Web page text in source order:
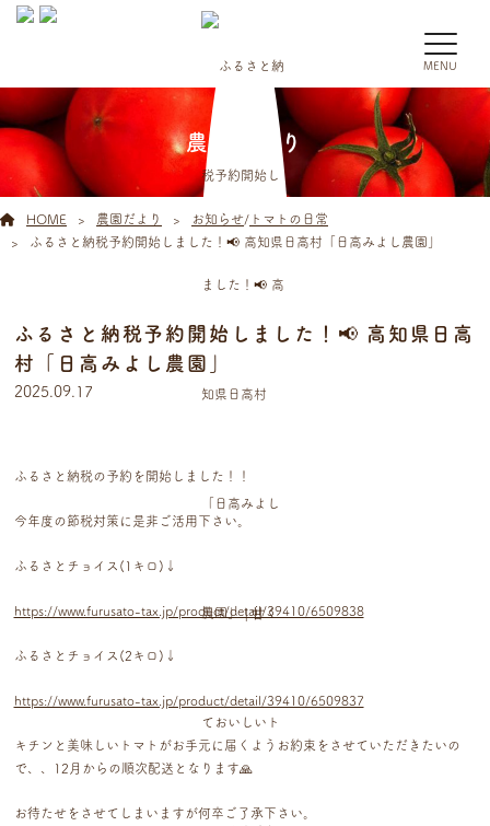
MENU
農園だより
HOME 農園だより お知らせ/ トマトの日常
ふるさと納税予約開始しました！📢 高知県日高村「日高みよし農園」
ふるさと納税予約開始しました！📢 高知県日高
村「日高みよし農園」
2025.09.17
ふるさと納税の予約を開始しました！！
今年度の節税対策に是非ご活用下さい。
ふるさとチョイス(1キロ)↓
https://www.furusato-tax.jp/product/detail/39410/6509838
ふるさとチョイス(2キロ)↓
https://www.furusato-tax.jp/product/detail/39410/6509837
キチンと美味しいトマトがお手元に届くようお約束をさせていただきたいの
で、、12月からの順次配送となります🙏
お待たせをさせてしまいますが何卒ご了承下さい。